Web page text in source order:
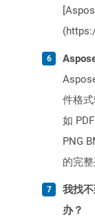
件格
如
PNG
的完整
我找
办？